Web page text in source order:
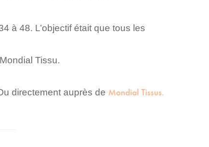
à 48. L’objectif était que tous les
Tissu.
directement auprès de Mondial Tissus.